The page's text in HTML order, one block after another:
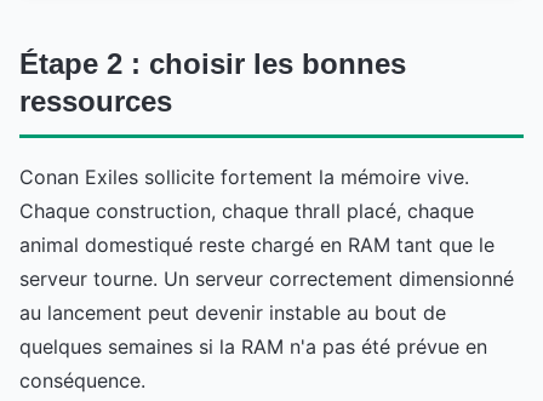
Étape 2 : choisir les bonnes
ressources
Conan Exiles sollicite fortement la mémoire vive.
Chaque construction, chaque thrall placé, chaque
animal domestiqué reste chargé en RAM tant que le
serveur tourne. Un serveur correctement dimensionné
au lancement peut devenir instable au bout de
quelques semaines si la RAM n'a pas été prévue en
conséquence.